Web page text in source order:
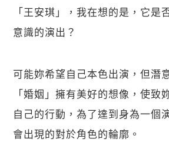
「王安琪」，我在想的是，它是
意識的演出？
可能妳希望自己本色出演，但潛
「婚姻」擁有美好的想像，使致
自己的行動，為了達到身為一個
會出現的對於角色的輪廓。